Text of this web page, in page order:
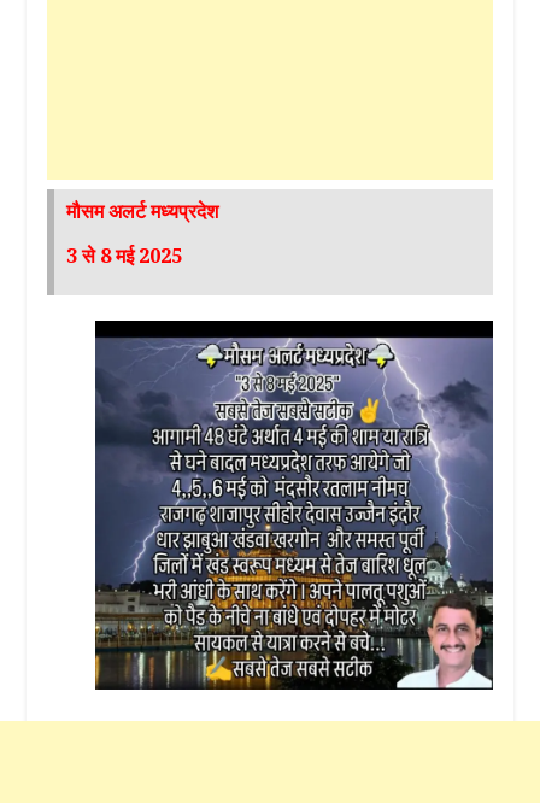
मौसम अलर्ट मध्यप्रदेश
3 से 8 मई 2025